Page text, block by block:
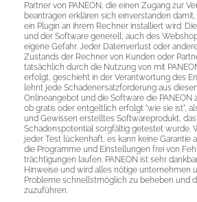
Partner von PANEON, die einen Zugang zur
beantragen erklären sich einverstanden
ein Plugin an ihrem Rechner installiert wird.
und der Software generell, auch des
eigene Gefahr. Jeder Datenverlust oder
Zustands der Rechner von Kunden oder
tatsächlich durch die Nutzung von mit
erfolgt, geschieht in der Verantwortung des
lehnt jede Schadenersatzforderung aus
Onlineangebot und die Software die PANEON
ob gratis oder entgeltlich erfolgt "wie sie ist",
und Gewissen erstelltes Softwareprodukt,
Schadenspotential sorgfältig getestet wurde.
jeder Test lückenhaft, es kann keine Garantie
die Programme und Einstellungen frei von
trächtigungen laufen. PANEON ist sehr
Hinweise und wird alles nötige unternehmen
Probleme schnellstmöglich zu beheben und
zuzuführen.